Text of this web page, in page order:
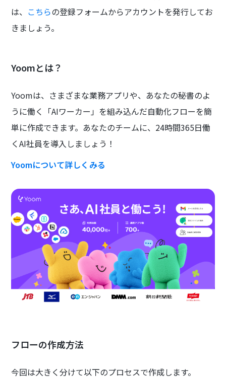
は、 こちらの登録フォームからアカウントを発行してお
きましょう。
Yoomとは？
Yoomは、さまざまな業務アプリや、あなたの秘書のよ
うに働く「AIワーカー」を組み込んだ自動化フローを簡
単に作成できます。あなたのチームに、24時間365日働
くAI社員を導入しましょう！
Yoomについて詳しくみる
フローの作成方法
今回は大きく分けて以下のプロセスで作成します。